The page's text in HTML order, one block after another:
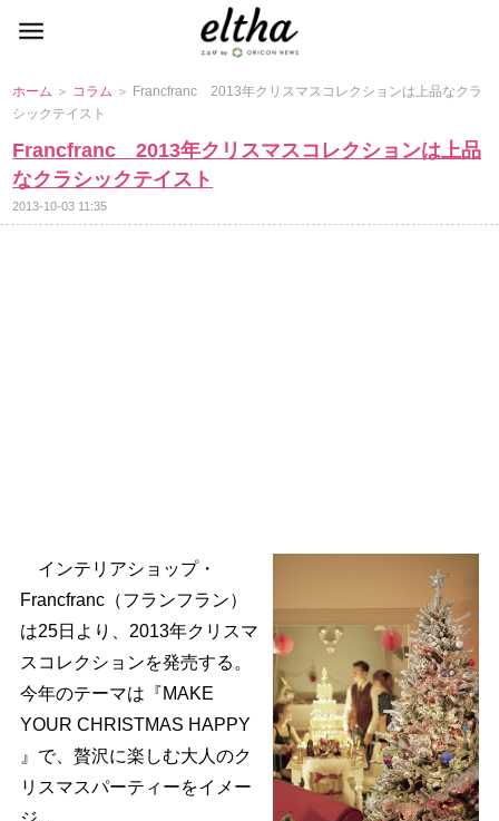
ホーム ＞ コラム ＞ Francfranc 2013年クリスマスコレクションは上品なクラ
シックテイスト
Francfranc 2013年クリスマスコレクションは上品
なクラシックテイスト
2013-10-03 11:35
インテリアショップ・
Francfranc（フランフラン）
は25日より、2013年クリスマ
スコレクションを発売する。
今年のテーマは『MAKE
YOUR CHRISTMAS HAPPY
』で、贅沢に楽しむ大人のク
リスマスパーティーをイメー